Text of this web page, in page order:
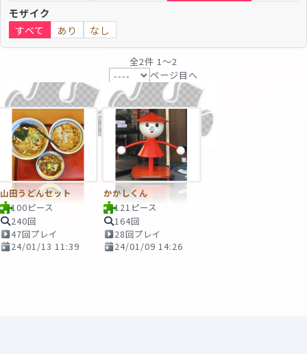
モザイク
モザイク
すべて あり なし
全2件 1〜2
ページ目へ
山田うどんセット
100ピース
240回
47回プレイ
24/01/13 11:39
かかしくん
121ピース
164回
28回プレイ
24/01/09 14:26